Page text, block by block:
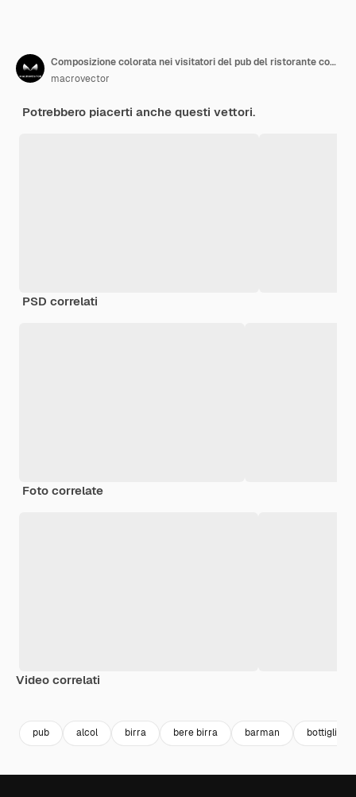
Composizione colorata nei visitatori del pub del ristorante con la casa pubblica
macrovector
Potrebbero piacerti anche questi vettori.
PSD correlati
Foto correlate
Video correlati
pub alcol birra bere birra barman bottiglia